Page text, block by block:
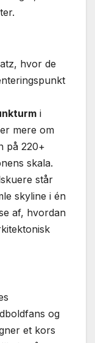
hvor de
i
mere om
på 220+
skala.
står
skyline i én
af, hvordan
og
et kors